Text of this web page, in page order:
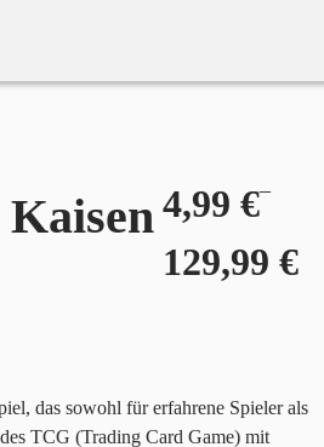
4,99€–
129,99€
das sowohl für erfahrene Spieler als
TCG (Trading Card Game) mit